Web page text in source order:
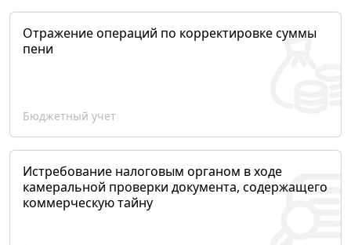
Отражение операций по корректировке суммы
пени
Бюджетный учет
Истребование налоговым органом в ходе
камеральной проверки документа, содержащего
коммерческую тайну